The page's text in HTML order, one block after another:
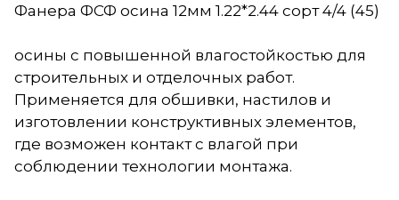
Фанера ФСФ осина 12мм 1.22*2.44 сорт 4/4 (45)
осины с повышенной влагостойкостью для
строительных и отделочных работ.
Применяется для обшивки, настилов и
изготовлении конструктивных элементов,
где возможен контакт с влагой при
соблюдении технологии монтажа.